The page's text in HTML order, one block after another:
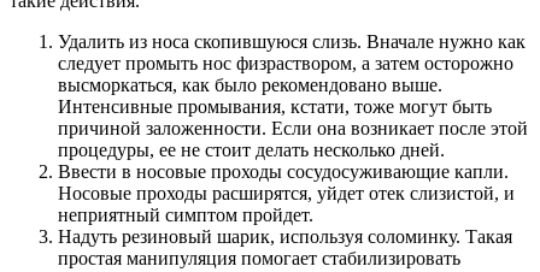
Удалить из носа скопившуюся слизь. Вначале нужно как
следует промыть нос физраствором, а затем осторожно
высморкаться, как было рекомендовано выше.
Интенсивные промывания, кстати, тоже могут быть
причиной заложенности. Если она возникает после этой
процедуры, ее не стоит делать несколько дней.
Ввести в носовые проходы сосудосуживающие капли.
Носовые проходы расширятся, уйдет отек слизистой, и
неприятный симптом пройдет.
Надуть резиновый шарик, используя соломинку. Такая
простая манипуляция помогает стабилизировать